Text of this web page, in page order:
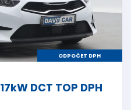
ODPOČET DPH
DCT TOP DPH